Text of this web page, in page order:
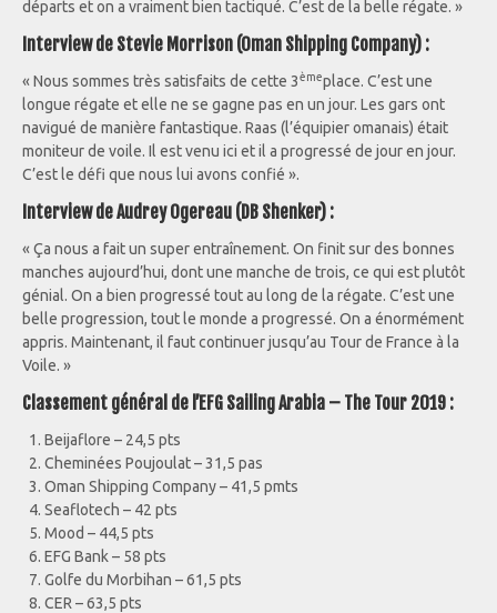
départs et on a vraiment bien tactiqué. C’est de la belle régate. »
Interview de Stevie Morrison (Oman Shipping Company) :
« Nous sommes très satisfaits de cette 3èmeplace. C’est une
longue régate et elle ne se gagne pas en un jour. Les gars ont
navigué de manière fantastique. Raas (l’équipier omanais) était
moniteur de voile. Il est venu ici et il a progressé de jour en jour.
C’est le défi que nous lui avons confié ».
Interview de Audrey Ogereau (DB Shenker) :
« Ça nous a fait un super entraînement. On finit sur des bonnes
manches aujourd’hui, dont une manche de trois, ce qui est plutôt
génial. On a bien progressé tout au long de la régate. C’est une
belle progression, tout le monde a progressé. On a énormément
appris. Maintenant, il faut continuer jusqu’au Tour de France à la
Voile. »
Classement général de l’EFG Sailing Arabia – The Tour 2019 :
Beijaflore – 24,5 pts
Cheminées Poujoulat – 31,5 pas
Oman Shipping Company – 41,5 pmts
Seaflotech – 42 pts
Mood – 44,5 pts
EFG Bank – 58 pts
Golfe du Morbihan – 61,5 pts
CER – 63,5 pts